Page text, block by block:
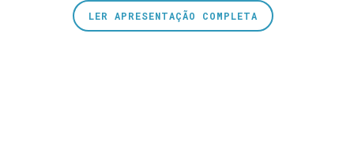
LER APRESENTAÇÃO COMPLETA